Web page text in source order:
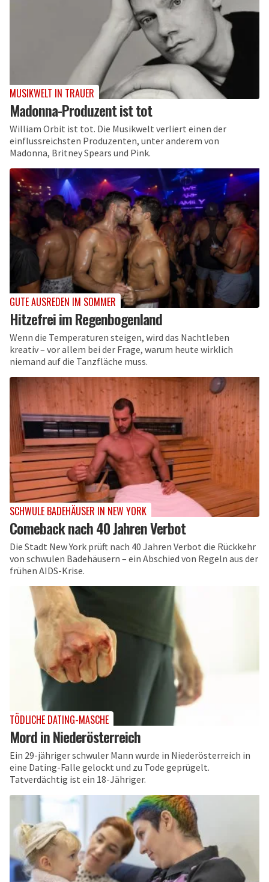
MUSIKWELT IN TRAUER
Madonna-Produzent ist tot
William Orbit ist tot. Die Musikwelt verliert einen der
einflussreichsten Produzenten, unter anderem von
Madonna, Britney Spears und Pink.
GUTE AUSREDEN IM SOMMER
Hitzefrei im Regenbogenland
Wenn die Temperaturen steigen, wird das Nachtleben
kreativ – vor allem bei der Frage, warum heute wirklich
niemand auf die Tanzfläche muss.
SCHWULE BADEHÄUSER IN NEW YORK
Comeback nach 40 Jahren Verbot
Die Stadt New York prüft nach 40 Jahren Verbot die Rückkehr
von schwulen Badehäusern – ein Abschied von Regeln aus der
frühen AIDS-Krise.
TÖDLICHE DATING-MASCHE
Mord in Niederösterreich
Ein 29-jähriger schwuler Mann wurde in Niederösterreich in
eine Dating-Falle gelockt und zu Tode geprügelt.
Tatverdächtig ist ein 18-Jähriger.